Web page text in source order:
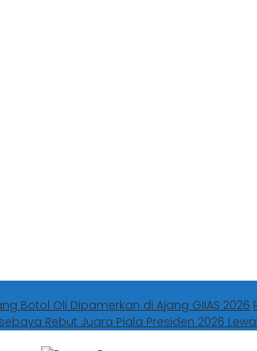
Botol Oli Dipamerkan di Ajang GIIAS 2026
Rebut Juara Piala Presiden 2026